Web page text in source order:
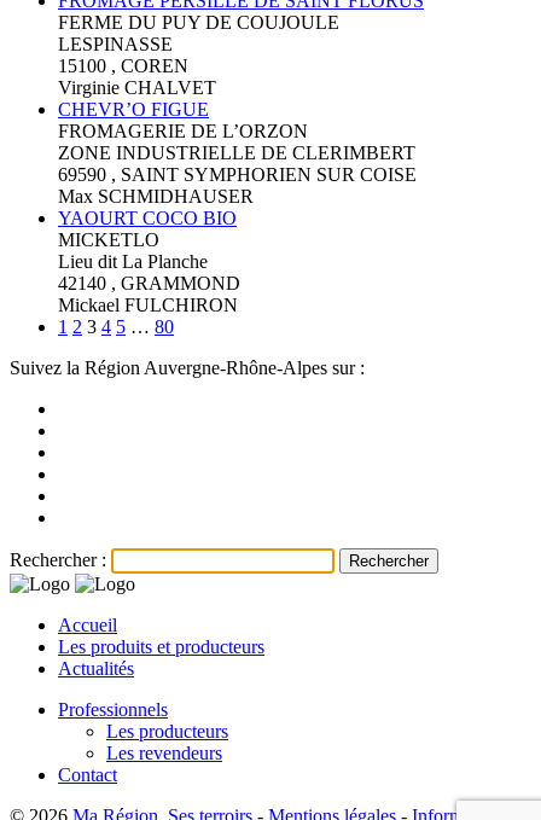
FERME DU PUY DE COUJOULE
LESPINASSE
15100 , COREN
Virginie CHALVET
CHEVR’O FIGUE
FROMAGERIE DE L’ORZON
ZONE INDUSTRIELLE DE CLERIMBERT
69590 , SAINT SYMPHORIEN SUR COISE
Max SCHMIDHAUSER
YAOURT COCO BIO
MICKETLO
Lieu dit La Planche
42140 , GRAMMOND
Mickael FULCHIRON
1 2 3 4 5 … 80
Suivez la Région Auvergne-Rhône-Alpes sur :
Rechercher :
Accueil
Les produits et producteurs
Actualités
Professionnels
Les producteurs
Les revendeurs
Contact
© 2026 Ma Région, Ses terroirs - Mentions légales - Information sur